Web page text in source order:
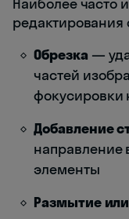
Наиболее часто
Обрезка —
частей
фокусировки
Добавление
элементы
Размытие